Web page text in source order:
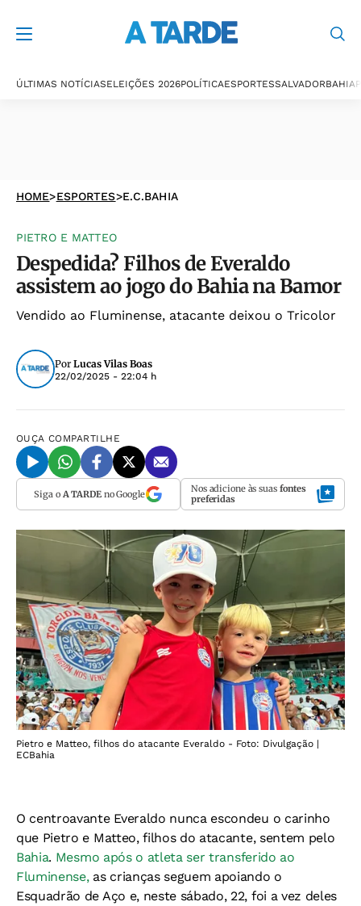
ÚLTIMAS NOTÍCIASELEIÇÕES 2026POLÍTICAESPORTESSALVADORBAHIA
HOME>ESPORTES>E.C.BAHIA
PIETRO E MATTEO
Despedida? Filhos de Everaldo
assistem ao jogo do Bahia na Bamor
Vendido ao Fluminense, atacante deixou o Tricolor
Por Lucas Vilas Boas
22/02/2025 - 22:04 h
OUÇA COMPARTILHE
Siga o A TARDEno Google Nos adicione às suas fontes
preferidas
Pietro e Matteo, filhos do atacante Everaldo - Foto: Divulgação |
ECBahia
O centroavante Everaldo nunca escondeu o carinho
que Pietro e Matteo, filhos do atacante, sentem pelo
Bahia. Mesmo após o atleta ser transferido ao
Fluminense, as crianças seguem apoiando o
Esquadrão de Aço e, neste sábado, 22, foi a vez deles